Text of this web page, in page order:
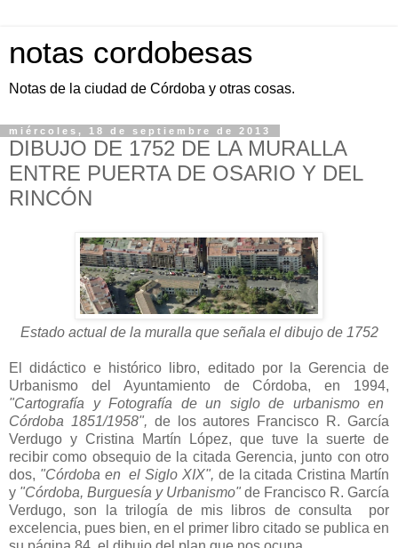
notas cordobesas
Notas de la ciudad de Córdoba y otras cosas.
miércoles, 18 de septiembre de 2013
DIBUJO DE 1752 DE LA MURALLA
ENTRE PUERTA DE OSARIO Y DEL
RINCÓN
Estado actual de la muralla que señala el dibujo de 1752
El didáctico e histórico libro, editado por la Gerencia de
Urbanismo del Ayuntamiento de Córdoba, en 1994,
"Cartografía y Fotografía de un siglo de urbanismo en
Córdoba 1851/1958", de los autores Francisco R. García
Verdugo y Cristina Martín López, que tuve la suerte de
recibir como obsequio de la citada Gerencia, junto con otro
dos, "Córdoba en el Siglo XIX", de la citada Cristina Martín
y "Córdoba, Burguesía y Urbanismo" de Francisco R. García
Verdugo, son la trilogía de mis libros de consulta por
excelencia, pues bien, en el primer libro citado se publica en